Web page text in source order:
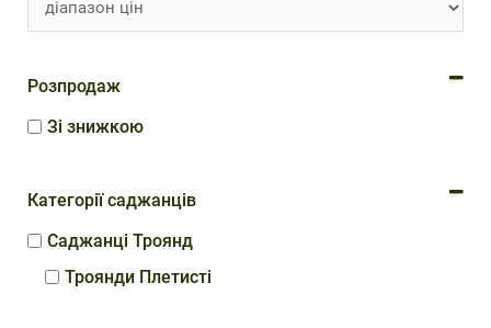
Розпродаж
Зі знижкою
Категорії саджанців
Саджанці Троянд
Троянди Плетисті